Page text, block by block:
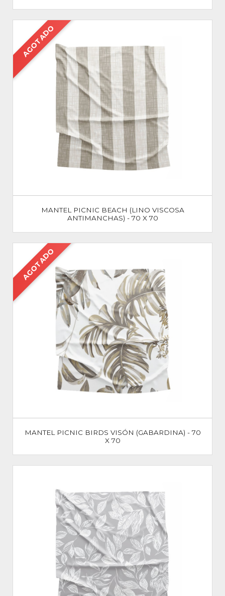
AGOTADO
MANTEL PICNIC BEACH (LINO VISCOSA
ANTIMANCHAS) - 70 X 70
AGOTADO
MANTEL PICNIC BIRDS VISÓN (GABARDINA) - 70
X 70